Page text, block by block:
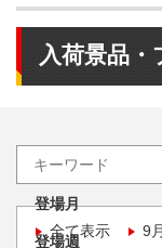
入荷景品
登場月
全て表示
9月
登場週